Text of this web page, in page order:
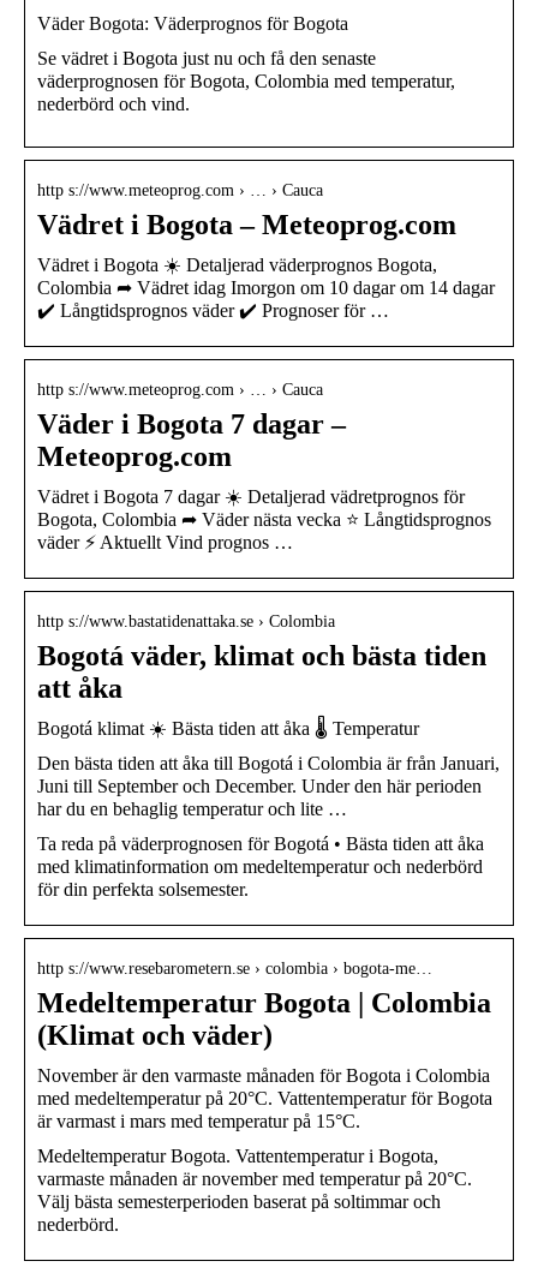
Väder Bogota: Väderprognos för Bogota
Se vädret i Bogota just nu och få den senaste
väderprognosen för Bogota, Colombia med temperatur,
nederbörd och vind.
http s://www.meteoprog.com › … › Cauca
Vädret i Bogota – Meteoprog.com
Vädret i Bogota ☀️ Detaljerad väderprognos Bogota,
Colombia ➦ Vädret idag Imorgon om 10 dagar om 14 dagar
✔️ Långtidsprognos väder ✔️ Prognoser för …
http s://www.meteoprog.com › … › Cauca
Väder i Bogota 7 dagar –
Meteoprog.com
Vädret i Bogota 7 dagar ☀️ Detaljerad vädretprognos för
Bogota, Colombia ➦ Väder nästa vecka ⭐ Långtidsprognos
väder ⚡ Aktuellt Vind prognos …
http s://www.bastatidenattaka.se › Colombia
Bogotá väder, klimat och bästa tiden
att åka
Bogotá klimat ☀️ Bästa tiden att åka 🌡️ Temperatur
Den bästa tiden att åka till Bogotá i Colombia är från Januari,
Juni till September och December. Under den här perioden
har du en behaglig temperatur och lite …
Ta reda på väderprognosen för Bogotá • Bästa tiden att åka
med klimatinformation om medeltemperatur och nederbörd
för din perfekta solsemester.
http s://www.resebarometern.se › colombia › bogota-me…
Medeltemperatur Bogota | Colombia
(Klimat och väder)
November är den varmaste månaden för Bogota i Colombia
med medeltemperatur på 20°C. Vattentemperatur för Bogota
är varmast i mars med temperatur på 15°C.
Medeltemperatur Bogota. Vattentemperatur i Bogota,
varmaste månaden är november med temperatur på 20°C.
Välj bästa semesterperioden baserat på soltimmar och
nederbörd.